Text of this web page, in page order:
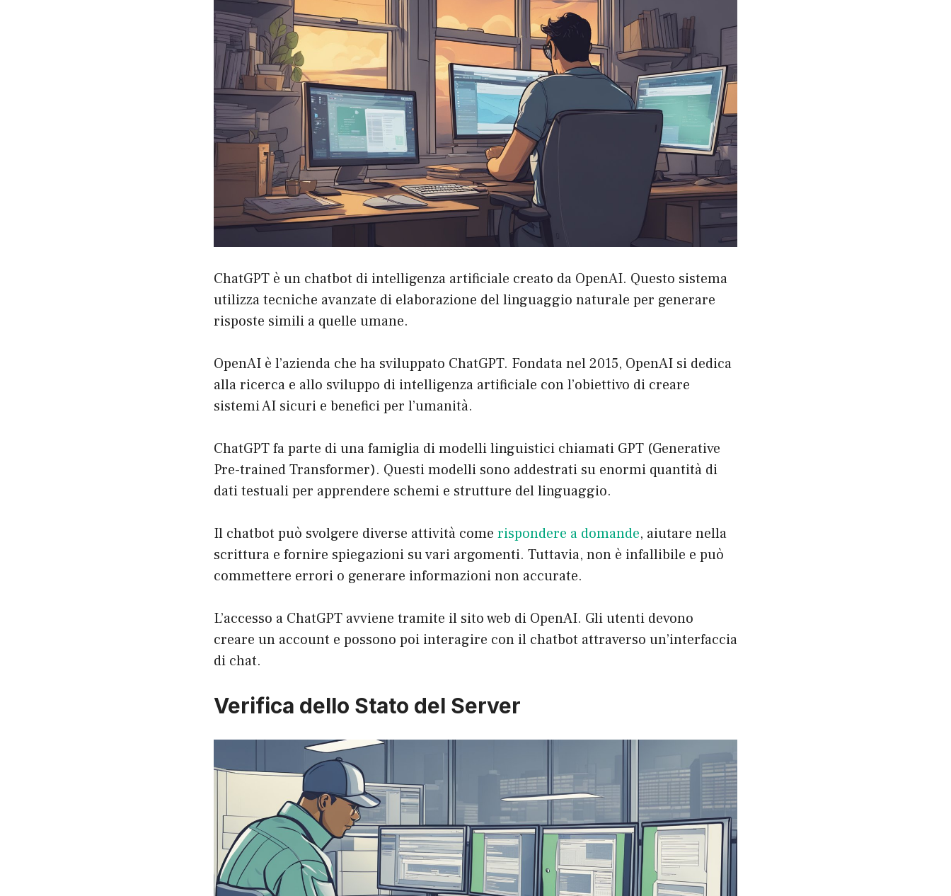
ChatGPT è un chatbot di intelligenza artificiale creato da OpenAI. Questo sistema
utilizza tecniche avanzate di elaborazione del linguaggio naturale per generare
risposte simili a quelle umane.
OpenAI è l’azienda che ha sviluppato ChatGPT. Fondata nel 2015, OpenAI si dedica
alla ricerca e allo sviluppo di intelligenza artificiale con l’obiettivo di creare
sistemi AI sicuri e benefici per l’umanità.
ChatGPT fa parte di una famiglia di modelli linguistici chiamati GPT (Generative
Pre-trained Transformer). Questi modelli sono addestrati su enormi quantità di
dati testuali per apprendere schemi e strutture del linguaggio.
Il chatbot può svolgere diverse attività come rispondere a domande, aiutare nella
scrittura e fornire spiegazioni su vari argomenti. Tuttavia, non è infallibile e può
commettere errori o generare informazioni non accurate.
L’accesso a ChatGPT avviene tramite il sito web di OpenAI. Gli utenti devono
creare un account e possono poi interagire con il chatbot attraverso un’interfaccia
di chat.
Verifica dello Stato del Server